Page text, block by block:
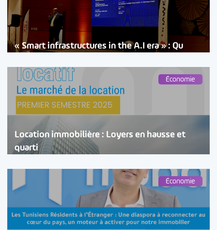
« Smart infrastructures in the A.I era » : Qu
Économie
Location immobilière : Loyers en hausse et
quarti
Économie